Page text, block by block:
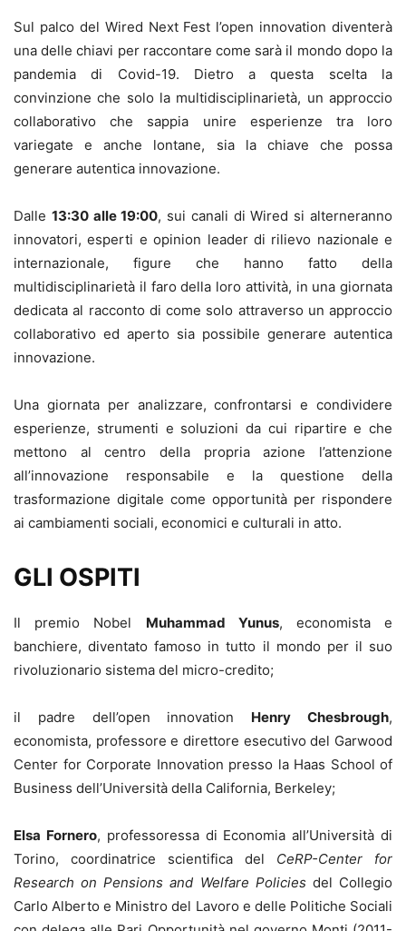
Sul palco del Wired Next Fest l’open innovation diventerà
una delle chiavi per raccontare come sarà il mondo dopo la
pandemia di Covid-19. Dietro a questa scelta la
convinzione che solo la multidisciplinarietà, un approccio
collaborativo che sappia unire esperienze tra loro
variegate e anche lontane, sia la chiave che possa
generare autentica innovazione.
Dalle 13:30 alle 19:00, sui canali di Wired si alterneranno
innovatori, esperti e opinion leader di rilievo nazionale e
internazionale, figure che hanno fatto della
multidisciplinarietà il faro della loro attività, in una giornata
dedicata al racconto di come solo attraverso un approccio
collaborativo ed aperto sia possibile generare autentica
innovazione.
Una giornata per analizzare, confrontarsi e condividere
esperienze, strumenti e soluzioni da cui ripartire e che
mettono al centro della propria azione l’attenzione
all’innovazione responsabile e la questione della
trasformazione digitale come opportunità per rispondere
ai cambiamenti sociali, economici e culturali in atto.
GLI OSPITI
Il premio Nobel Muhammad Yunus, economista e
banchiere, diventato famoso in tutto il mondo per il suo
rivoluzionario sistema del micro-credito;
il padre dell’open innovation Henry Chesbrough,
economista, professore e direttore esecutivo del Garwood
Center for Corporate Innovation presso la Haas School of
Business dell’Università della California, Berkeley;
Elsa Fornero, professoressa di Economia all’Università di
Torino, coordinatrice scientifica del CeRP-Center for
Research on Pensions and Welfare Policies del Collegio
Carlo Alberto e Ministro del Lavoro e delle Politiche Sociali